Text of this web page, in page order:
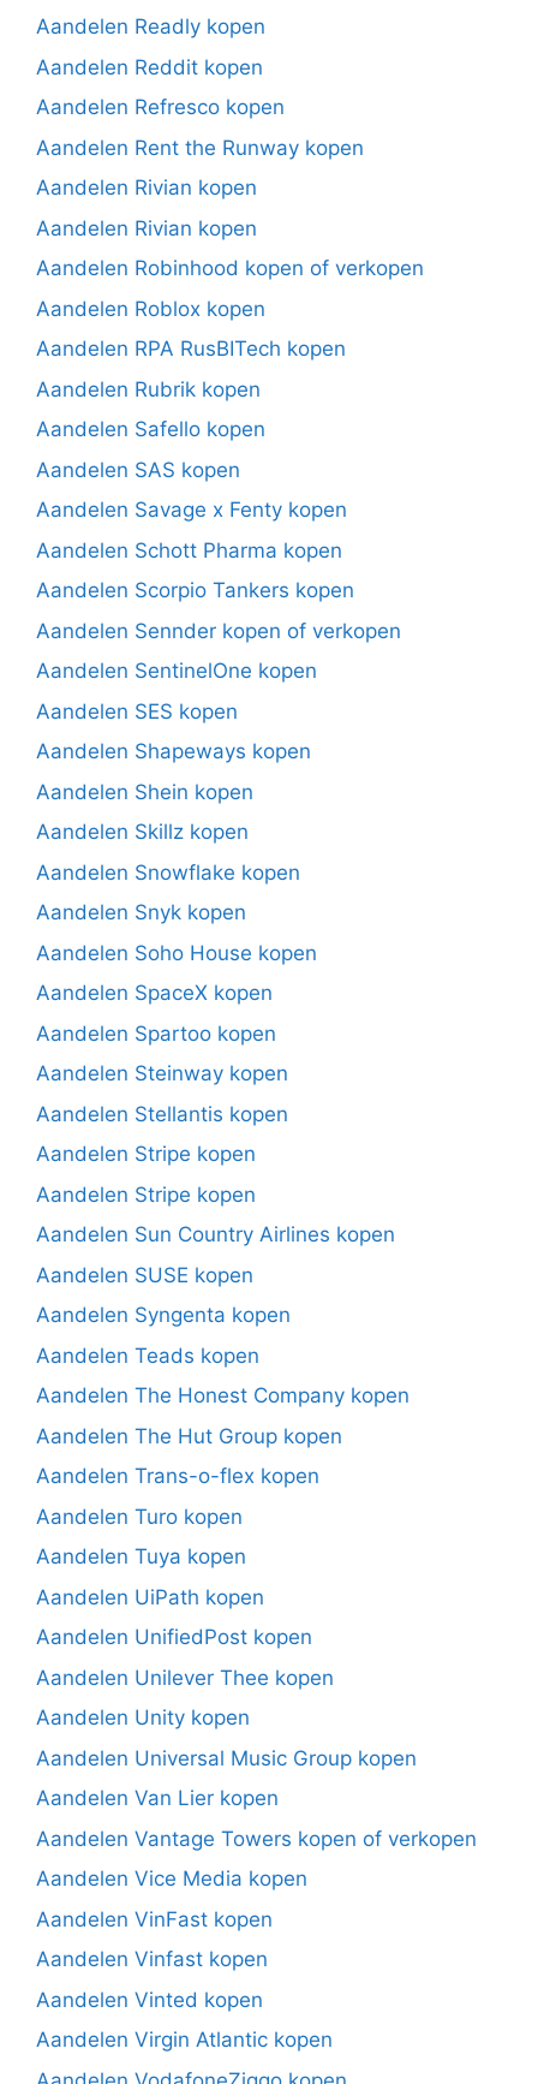
Aandelen Readly kopen
Aandelen Reddit kopen
Aandelen Refresco kopen
Aandelen Rent the Runway kopen
Aandelen Rivian kopen
Aandelen Rivian kopen
Aandelen Robinhood kopen of verkopen
Aandelen Roblox kopen
Aandelen RPA RusBITech kopen
Aandelen Rubrik kopen
Aandelen Safello kopen
Aandelen SAS kopen
Aandelen Savage x Fenty kopen
Aandelen Schott Pharma kopen
Aandelen Scorpio Tankers kopen
Aandelen Sennder kopen of verkopen
Aandelen SentinelOne kopen
Aandelen SES kopen
Aandelen Shapeways kopen
Aandelen Shein kopen
Aandelen Skillz kopen
Aandelen Snowflake kopen
Aandelen Snyk kopen
Aandelen Soho House kopen
Aandelen SpaceX kopen
Aandelen Spartoo kopen
Aandelen Steinway kopen
Aandelen Stellantis kopen
Aandelen Stripe kopen
Aandelen Stripe kopen
Aandelen Sun Country Airlines kopen
Aandelen SUSE kopen
Aandelen Syngenta kopen
Aandelen Teads kopen
Aandelen The Honest Company kopen
Aandelen The Hut Group kopen
Aandelen Trans-o-flex kopen
Aandelen Turo kopen
Aandelen Tuya kopen
Aandelen UiPath kopen
Aandelen UnifiedPost kopen
Aandelen Unilever Thee kopen
Aandelen Unity kopen
Aandelen Universal Music Group kopen
Aandelen Van Lier kopen
Aandelen Vantage Towers kopen of verkopen
Aandelen Vice Media kopen
Aandelen VinFast kopen
Aandelen Vinfast kopen
Aandelen Vinted kopen
Aandelen Virgin Atlantic kopen